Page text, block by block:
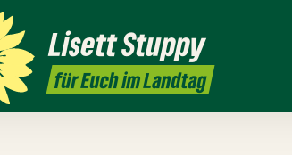
LisettStuppy
für Euch im Landtag